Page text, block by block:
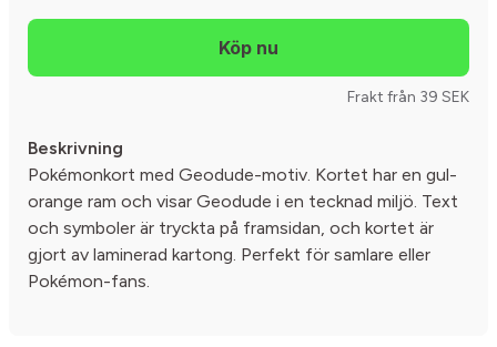
Frakt från 39 SEK
Beskrivning
Pokémonkort med Geodude-motiv. Kortet har en gul-
orange ram och visar Geodude i en tecknad miljö. Text
och symboler är tryckta på framsidan, och kortet är
gjort av laminerad kartong. Perfekt för samlare eller
Pokémon-fans.